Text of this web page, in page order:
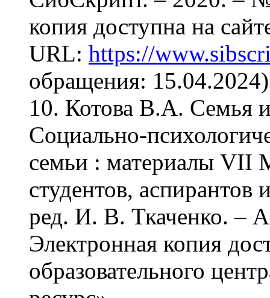
копия доступна на
URL: https://
обращения:
10. Котова В.А. Семья
Социально-
семьи : материалы VII
студентов,
ред. И. В. Ткаченко. –
Электронная копия
образовательного